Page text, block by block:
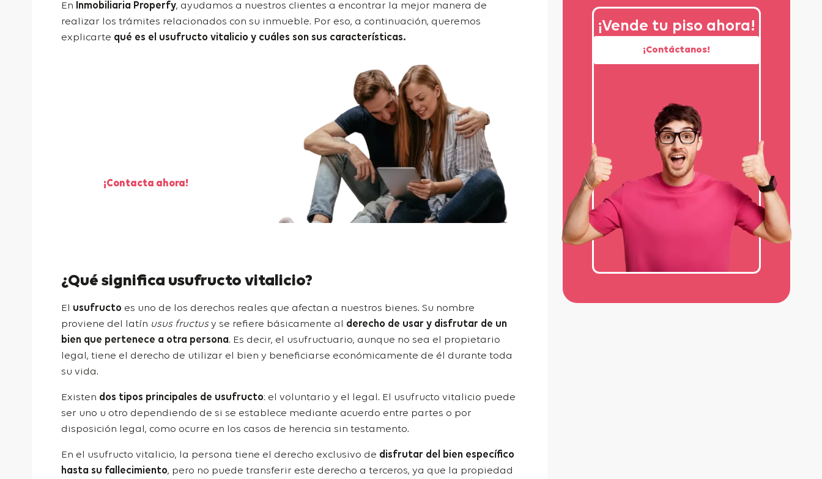
En Inmobiliaria Properfy, ayudamos a nuestros clientes a encontrar la mejor manera de
realizar los trámites relacionados con su inmueble. Por eso, a continuación, queremos
explicarte qué es el usufructo vitalicio y cuáles son sus características.
¡Contacta ahora!
¿Qué significa usufructo vitalicio?
El usufructo es uno de los derechos reales que afectan a nuestros bienes. Su nombre
proviene del latín usus fructusy se refiere básicamente al derecho de usar y disfrutar de un
bien que pertenece a otra persona. Es decir, el usufructuario, aunque no sea el propietario
legal, tiene el derecho de utilizar el bien y beneficiarse económicamente de él durante toda
su vida.
Existen dos tipos principales de usufructo: el voluntario y el legal. El usufructo vitalicio puede
ser uno u otro dependiendo de si se establece mediante acuerdo entre partes o por
disposición legal, como ocurre en los casos de herencia sin testamento.
En el usufructo vitalicio, la persona tiene el derecho exclusivo de disfrutar del bien específico
hasta su fallecimiento, pero no puede transferir este derecho a terceros, ya que la propiedad
¡Vende tu piso ahora!
¡Contáctanos!